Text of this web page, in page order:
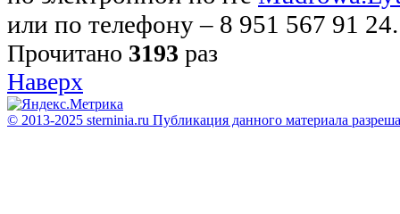
или по телефону – 8 951 567 91 24.
Прочитано 3193 раз
Наверх
© 2013-2025 sterninia.ru Публикация данного материала